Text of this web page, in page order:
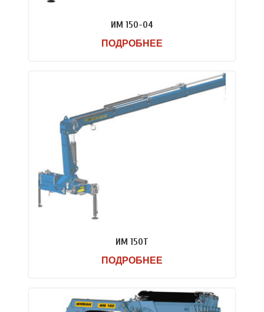
ИМ 150-04
ПОДРОБНЕЕ
ИМ 150T
ПОДРОБНЕЕ